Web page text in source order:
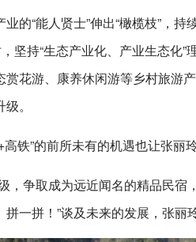
的“能人贤士”伸出“橄榄枝”，
坚持“生态产业化、产业生态化
花游、康养休闲游等乡村旅游
。
铁”的前所未有的机遇也让张丽
，争取成为远近闻名的精品民宿
一拼！”谈及未来的发展，张丽